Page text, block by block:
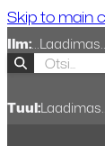
Skip to main
Ilm:...
Tuul: